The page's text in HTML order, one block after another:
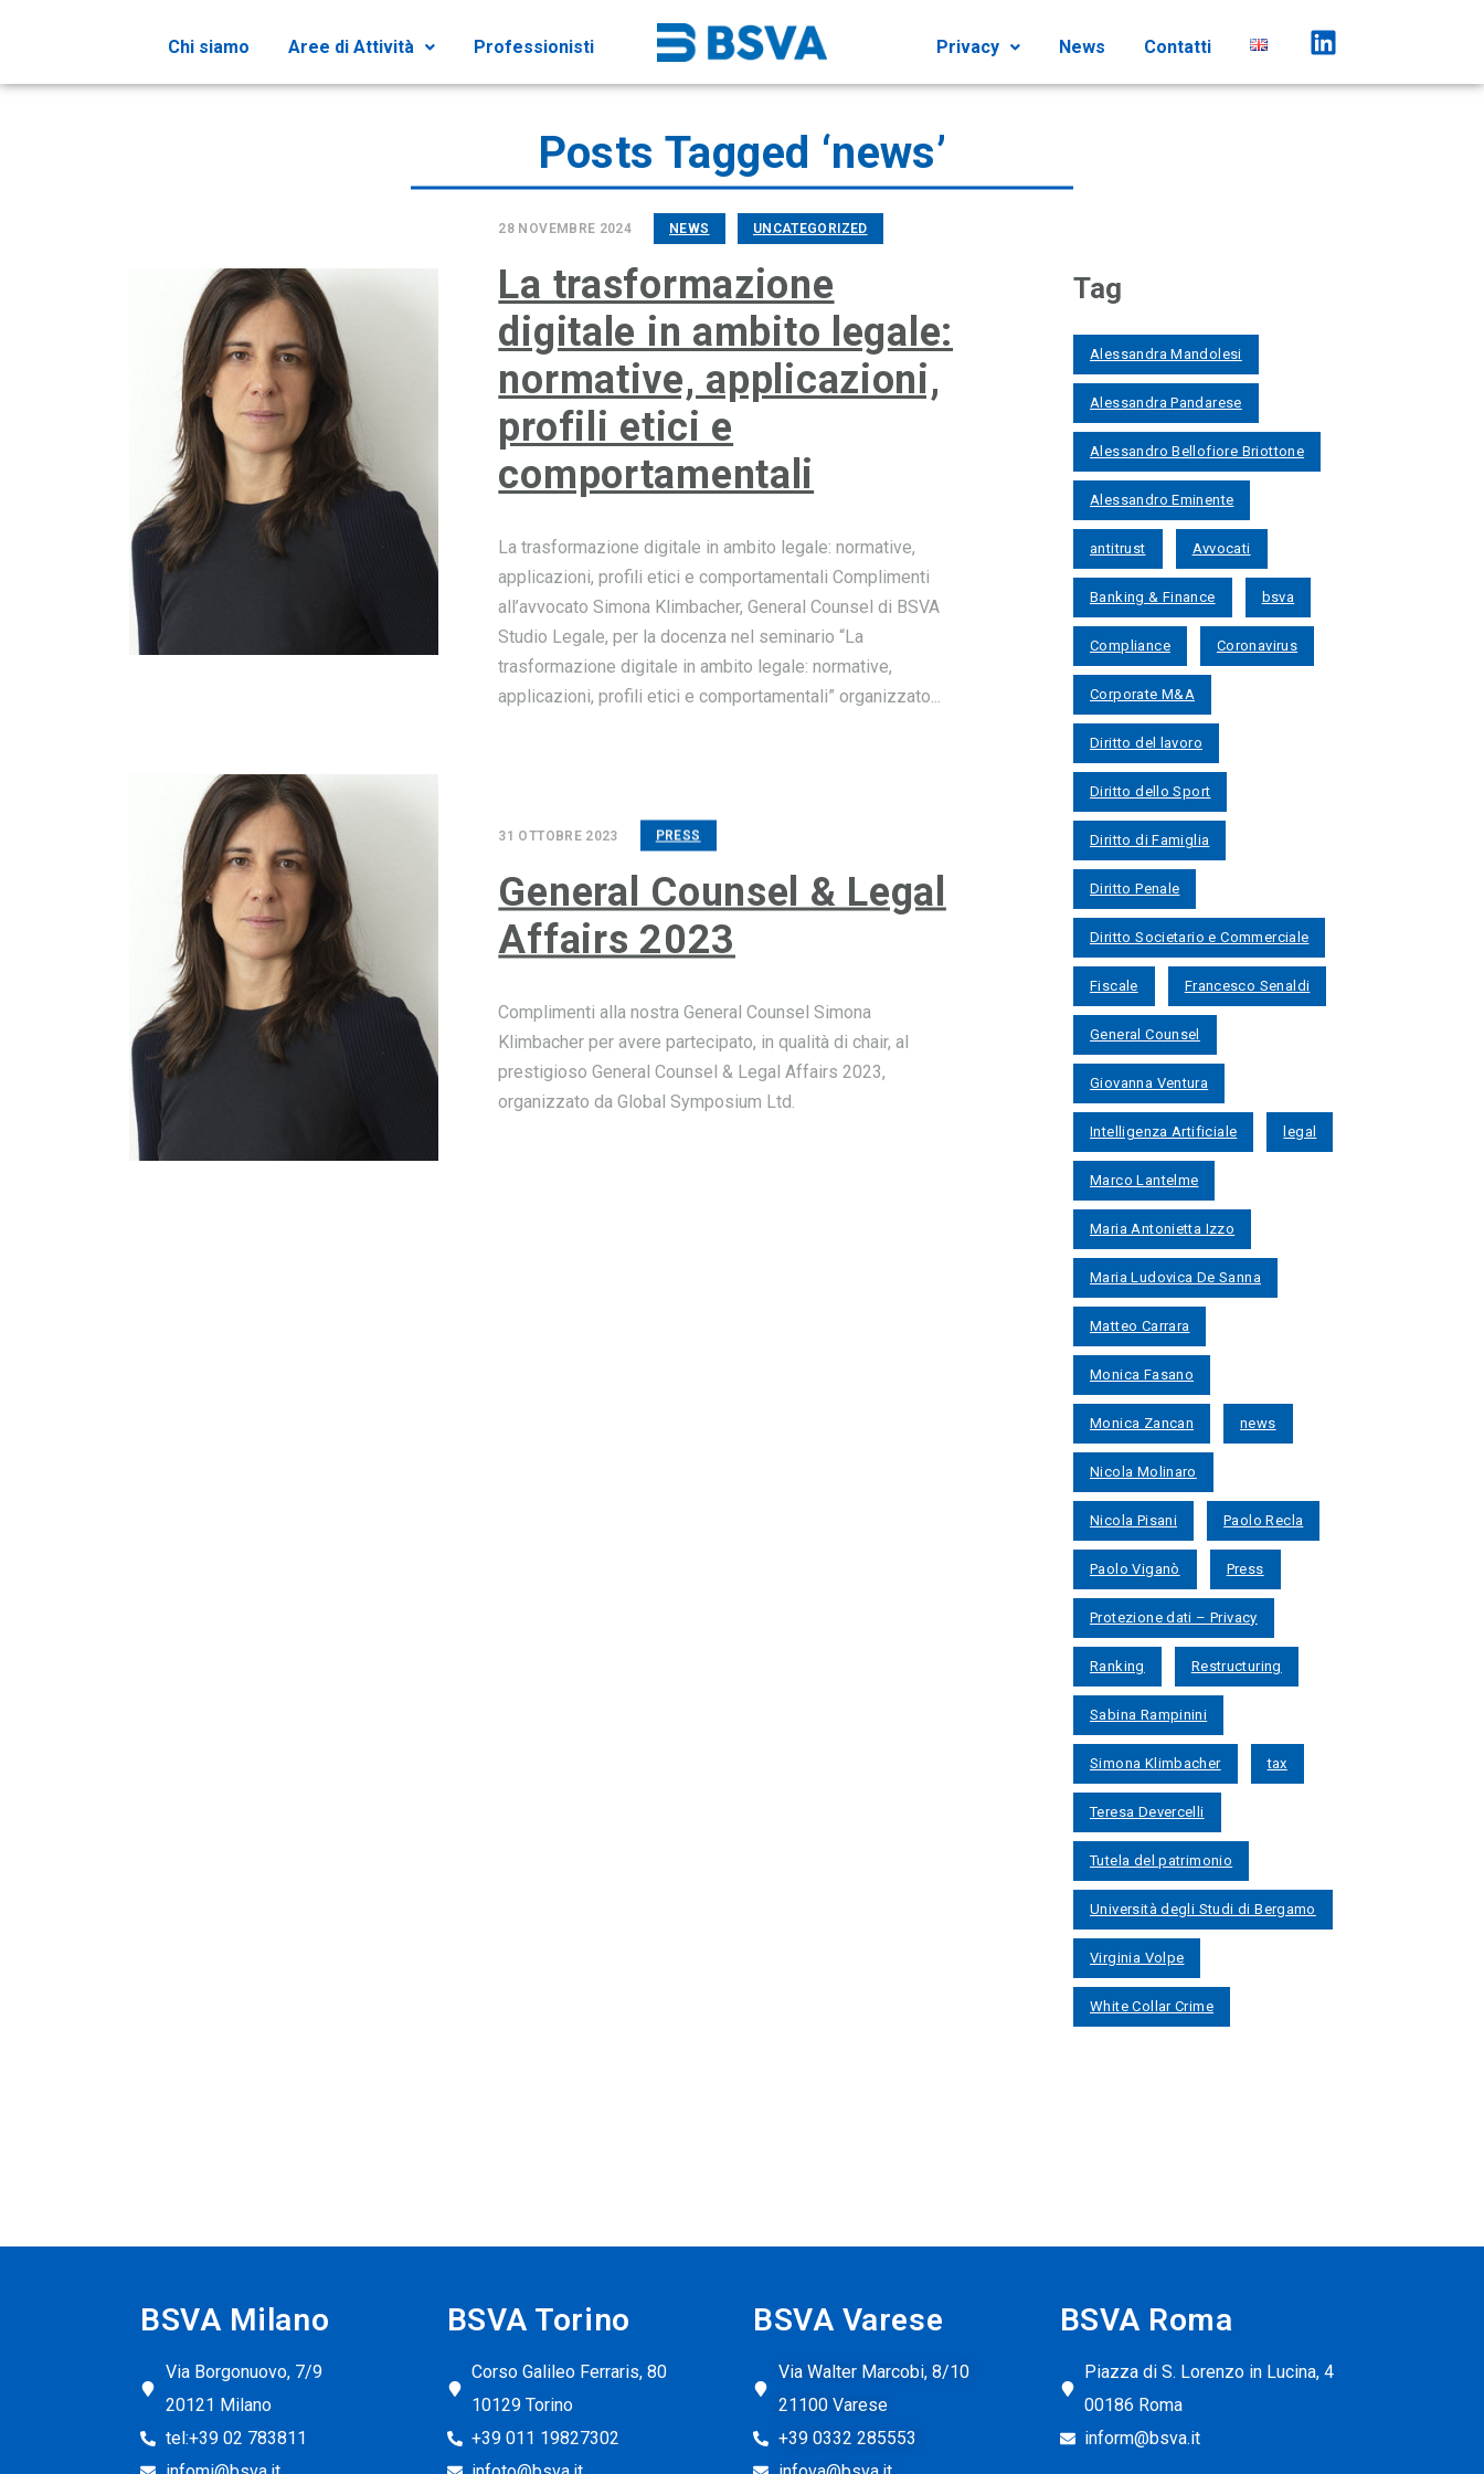
Chi siamo Aree di Attività Professionisti Privacy News Contatti
Posts Tagged ‘news’
28 NOVEMBRE 2024 NEWS UNCATEGORIZED
La trasformazione
digitale in ambito legale:
normative, applicazioni,
profili etici e
comportamentali
La trasformazione digitale in ambito legale: normative,
applicazioni, profili etici e comportamentali Complimenti
all’avvocato Simona Klimbacher, General Counsel di BSVA
Studio Legale, per la docenza nel seminario “La
trasformazione digitale in ambito legale: normative,
applicazioni, profili etici e comportamentali” organizzato...
31 OTTOBRE 2023 PRESS
General Counsel & Legal
Affairs 2023
Complimenti alla nostra General Counsel Simona
Klimbacher per avere partecipato, in qualità di chair, al
prestigioso General Counsel & Legal Affairs 2023,
organizzato da Global Symposium Ltd.
Tag
Alessandra Mandolesi
Alessandra Pandarese
Alessandro Bellofiore Briottone
Alessandro Eminente
antitrust Avvocati
Banking & Finance bsva
Compliance Coronavirus
Corporate M&A
Diritto del lavoro
Diritto dello Sport
Diritto di Famiglia
Diritto Penale
Diritto Societario e Commerciale
Fiscale Francesco Senaldi
General Counsel
Giovanna Ventura
Intelligenza Artificiale legal
Marco Lantelme
Maria Antonietta Izzo
Maria Ludovica De Sanna
Matteo Carrara
Monica Fasano
Monica Zancan news
Nicola Molinaro
Nicola Pisani Paolo Recla
Paolo Viganò Press
Protezione dati – Privacy
Ranking Restructuring
Sabina Rampinini
Simona Klimbacher tax
Teresa Devercelli
Tutela del patrimonio
Università degli Studi di Bergamo
Virginia Volpe
White Collar Crime
BSVA Milano
Via Borgonuovo, 7/9
20121 Milano
tel:+39 02 783811
BSVA Torino
Corso Galileo Ferraris, 80
10129 Torino
+39 011 19827302
BSVA Varese
Via Walter Marcobi, 8/10
21100 Varese
+39 0332 285553
BSVA Roma
Piazza di S. Lorenzo in Lucina, 4
00186 Roma
inform@bsva.it